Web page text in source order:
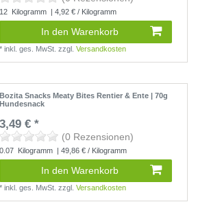
12 Kilogramm | 4,92 € / Kilogramm
In den Warenkorb
*inkl. ges. MwSt. zzgl.Versandkosten
Bozita Snacks Meaty Bites Rentier & Ente | 70g
Hundesnack
3,49 € *
(0 Rezensionen)
0.07 Kilogramm | 49,86 € / Kilogramm
In den Warenkorb
*inkl. ges. MwSt. zzgl.Versandkosten